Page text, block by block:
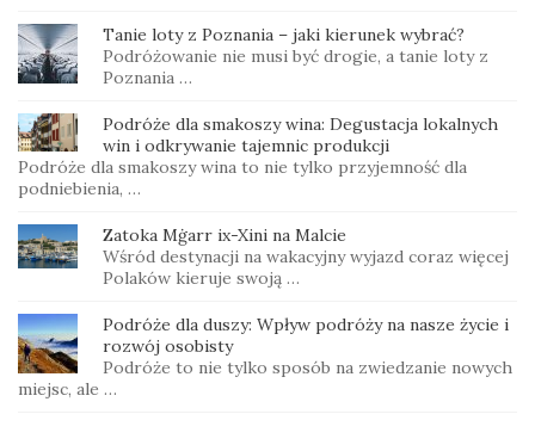
Tanie loty z Poznania – jaki kierunek wybrać?
Podróżowanie nie musi być drogie, a tanie loty z
Poznania …
Podróże dla smakoszy wina: Degustacja lokalnych
win i odkrywanie tajemnic produkcji
Podróże dla smakoszy wina to nie tylko przyjemność dla
podniebienia, …
Zatoka Mġarr ix-Xini na Malcie
Wśród destynacji na wakacyjny wyjazd coraz więcej
Polaków kieruje swoją …
Podróże dla duszy: Wpływ podróży na nasze życie i
rozwój osobisty
Podróże to nie tylko sposób na zwiedzanie nowych
miejsc, ale …